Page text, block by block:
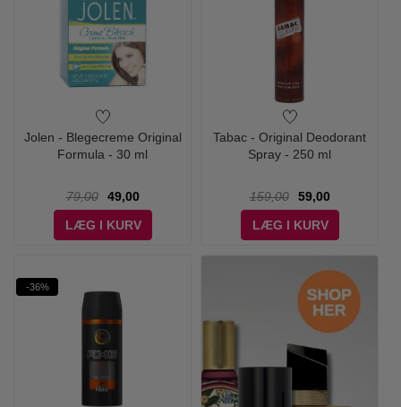
Jolen - Blegecreme Original
Formula - 30 ml
79,00
49,00
LÆG I KURV
Tabac - Original Deodorant
Spray - 250 ml
159,00
59,00
LÆG I KURV
-36%